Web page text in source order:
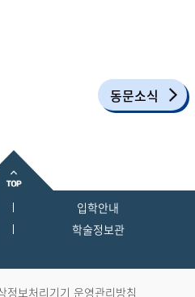
동문소식
입학안내
학술정보관
정보처리기기 운영관리방침